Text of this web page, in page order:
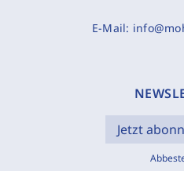
E-Mail:
Jetzt